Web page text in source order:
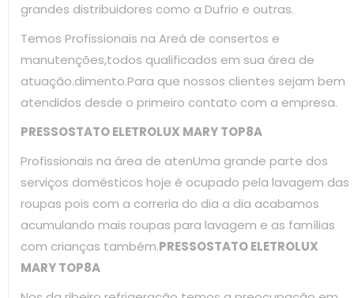
grandes distribuidores como a Dufrio e outras.
Temos Profissionais na Areá de consertos e
manutenções,todos qualificados em sua área de
atuação.dimento.Para que nossos clientes sejam bem
atendidos desde o primeiro contato com a empresa.
PRESSOSTATO ELETROLUX MARY TOP8A
Profissionais na área de atenUma grande parte dos
serviços domésticos hoje é ocupado pela lavagem das
roupas pois com a correria do dia a dia acabamos
acumulando mais roupas para lavagem e as famílias
com crianças também.PRESSOSTATO ELETROLUX
MARY TOP8A